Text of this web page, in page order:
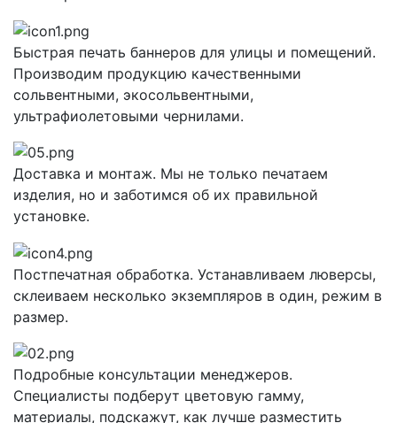
Быстрая печать баннеров для улицы и помещений.
Производим продукцию качественными
сольвентными, экосольвентными,
ультрафиолетовыми чернилами.
Доставка и монтаж. Мы не только печатаем
изделия, но и заботимся об их правильной
установке.
Постпечатная обработка. Устанавливаем люверсы,
склеиваем несколько экземпляров в один, режим в
размер.
Подробные консультации менеджеров.
Специалисты подберут цветовую гамму,
материалы, подскажут, как лучше разместить